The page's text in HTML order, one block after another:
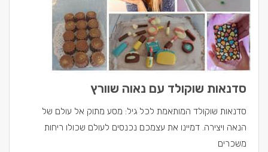
סדנאות שוקולד עם נאוה שוורץ
סדנאות שוקולד המותאמת לכל גיל: מסע מתוק אל עולם של
הנאה ויצירה. דמיינו את עצמכם נכנסים לעולם שכולו ריחות
משכרים